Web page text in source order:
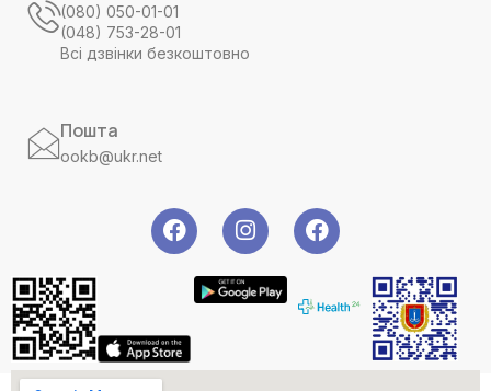
(080) 050-01-01
(048) 753-28-01
Всі дзвінки безкоштовно
Пошта
ookb@ukr.net